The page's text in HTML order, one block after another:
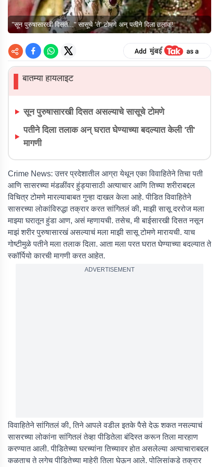
"सून पुरुषासारखी दिसते..." सासूचे 'ते' टोमणे अन् पतीने दिला तलाक!
▌बातम्या हायलाइट
सून पुरुषासारखी दिसत असल्याचे सासूचे टोमणे
पतीने दिला तलाक अन् घरात घेण्याच्या बदल्यात केली 'ती'
मागणी
Crime News:उत्तर प्रदेशातील आग्रा येथून एका विवाहितेने तिचा पती
आणि सासरच्या मंडळींवर हुंड्यासाठी अत्याचार आणि तिच्या शरीराबद्दल
विचित्र टोमणे मारल्याबाबत गुन्हा दाखल केला आहे. पीडित विवाहितेने
सासरच्या लोकांविरुद्धा तक्रार करत सांगितलं की, माझी सासू दररोज मला
माझ्या घरातून हुंडा आण, असं म्हणायची. तसेच, मी बाईसारखी दिसत नसून
माझं शरीर पुरुषासारखं असल्याचं मला माझी सासू टोमणे मारायची. याच
गोष्टीमुळे पतीने मला तलाक दिला. आता मला परत घरात घेण्याच्या बदल्यात ते
स्कॉर्पियो कारची मागणी करत आहेत.
ADVERTISEMENT
विवाहितेने सांगितलं की, तिने आपले वडील इतके पैसे देऊ शकत नसल्याचं
सासरच्या लोकांना सांगितलं तेव्हा पीडितेला बंदिस्त करून तिला मारहाण
करण्यात आली. पीडितेच्या घरच्यांना तिच्यावर होत असलेल्या अत्याचाराबद्दल
कळताच ते लगेच पीडितेच्या माहेरी तिला घेऊन आले. पोलिसांकडे तक्रार